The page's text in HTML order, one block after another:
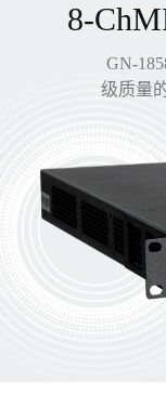
8-
GN-
级质量